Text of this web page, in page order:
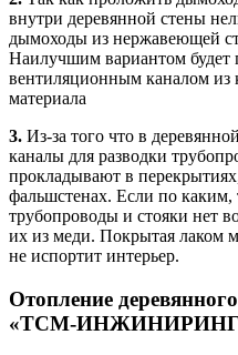
внутри деревянной стены
дымоходы из нержавеющей
Наилучшим вариантом будет
вентиляционным каналом из
материала
3. Из-за того что в
каналы для разводки
прокладывают в
фальшстенах. Если по
трубопроводы и стояки нет
их из меди. Покрытая лаком
не испортит интерьер.
Отопление
«ТСМ-